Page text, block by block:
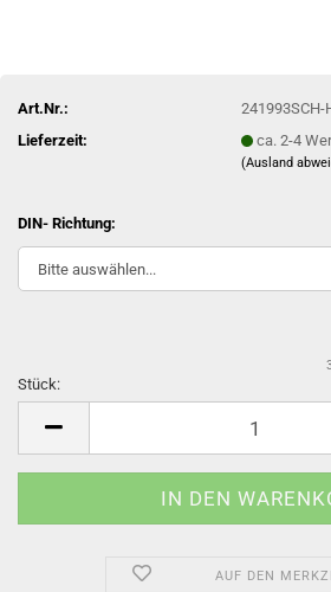
Art.Nr.:
241993SCH-
Lieferzeit:
ca. 2-4
(Ausland
DIN- Richtung:
Stück:
AUF DEN